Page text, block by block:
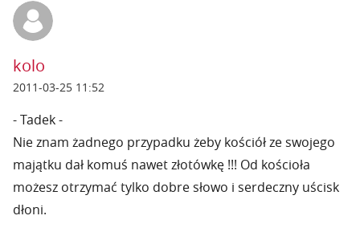
kolo
2011-03-25 11:52
- Tadek -
Nie znam żadnego przypadku żeby kościół ze swojego
majątku dał komuś nawet złotówkę !!! Od kościoła
możesz otrzymać tylko dobre słowo i serdeczny uścisk
dłoni.